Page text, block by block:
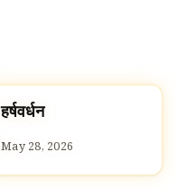
Hह
हर्षवर्धन
May 28, 2026